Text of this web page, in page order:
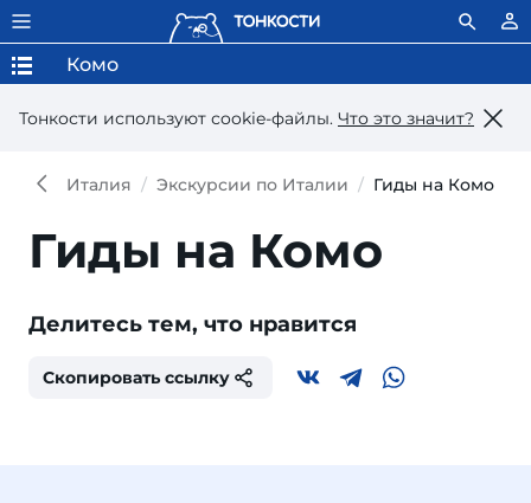
Тонкости используют сookie-файлы. Что это значит?
Комо
Италия Экскурсии по Италии Гиды на Комо
Гиды на Комо
Делитесь тем, что нравится
Скопировать ссылку